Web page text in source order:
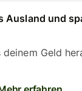
Ausland und
deinem Geld